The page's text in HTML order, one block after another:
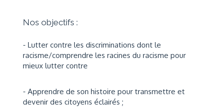
Nos objectifs :
- Lutter contre les discriminations dont le
racisme/comprendre les racines du racisme pour
mieux lutter contre
- Apprendre de son histoire pour transmettre et
devenir des citoyens éclairés ;